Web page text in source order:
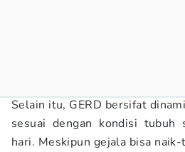
Selain itu, GERD bersifat
sesuai dengan kondisi tubuh
hari. Meskipun gejala bisa